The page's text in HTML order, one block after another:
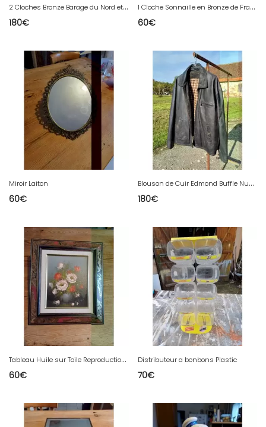
2
Cloches Bronze Barage du Nord et Albertino La Sarraz
180€
1
Cloche Sonnaille en Bronze de France Lait No : 5
60€
Miroir Laiton
60€
B
louson de Cuir Edmond Buffle Nubuk XXL
180€
T
ableau Huile sur Toile Reproduction Fleurs
60€
Distributeur a bonbons Plastic
70€